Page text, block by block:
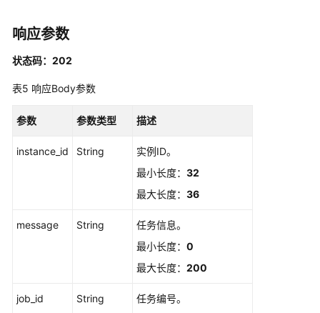
API
管
理
专
名
响应参数
状态码：202
表5 响应Body参数
参数 参数类型 描述
instance_id String
实例ID。
最小长度： 32
最大长度： 36
message String
任务信息。
最小长度： 0
最大长度： 200
job_id String
任务编号。